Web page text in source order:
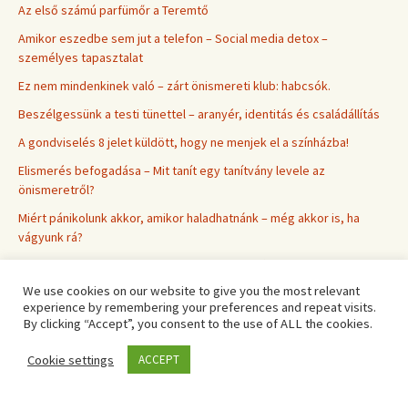
Az első számú parfümőr a Teremtő
Amikor eszedbe sem jut a telefon – Social media detox –
személyes tapasztalat
Ez nem mindenkinek való – zárt önismereti klub: habcsók.
Beszélgessünk a testi tünettel – aranyér, identitás és családállítás
A gondviselés 8 jelet küldött, hogy ne menjek el a színházba!
Elismerés befogadása – Mit tanít egy tanítvány levele az
önismeretről?
Miért pánikolunk akkor, amikor haladhatnánk – még akkor is, ha
vágyunk rá?
Ne légy olyan, mint az apád! – Nőknek, akik fiú gyereket nevelnek.
Állítsátok meg a világot, ki akarok szállni! AI szorongás – az új
pszichológiai probléma
foglalkozás a készenállóknak
We use cookies on our website to give you the most relevant
experience by remembering your preferences and repeat visits.
By clicking “Accept”, you consent to the use of ALL the cookies.
Cookie settings ACCEPT